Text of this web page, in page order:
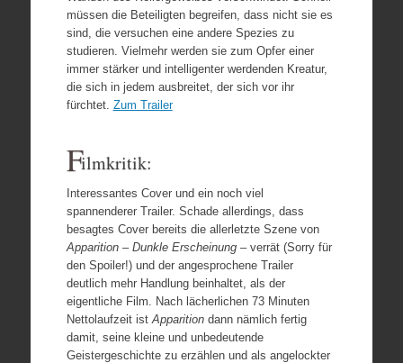
müssen die Beteiligten begreifen, dass nicht sie es
sind, die versuchen eine andere Spezies zu
studieren. Vielmehr werden sie zum Opfer einer
immer stärker und intelligenter werdenden Kreatur,
die sich in jedem ausbreitet, der sich vor ihr
fürchtet. Zum Trailer
Filmkritik:
Interessantes Cover und ein noch viel
spannenderer Trailer. Schade allerdings, dass
besagtes Cover bereits die allerletzte Szene von
Apparition – Dunkle Erscheinung – verrät (Sorry für
den Spoiler!) und der angesprochene Trailer
deutlich mehr Handlung beinhaltet, als der
eigentliche Film. Nach lächerlichen 73 Minuten
Nettolaufzeit ist Apparitiondann nämlich fertig
damit, seine kleine und unbedeutende
Geistergeschichte zu erzählen und als angelockter